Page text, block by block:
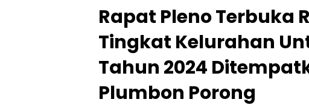
Rapat Pleno Terbuka
Tingkat Kelurahan
Tahun 2024
Plumbon Porong